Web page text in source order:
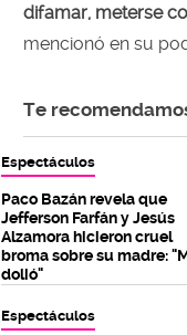
difamar, meterse
mencionó en su
Te
Espectáculos
Paco Bazán revela que
Jefferson Farfán y Jesús
Alzamora hicieron cruel
broma sobre su madre:
dolió"
Espectáculos